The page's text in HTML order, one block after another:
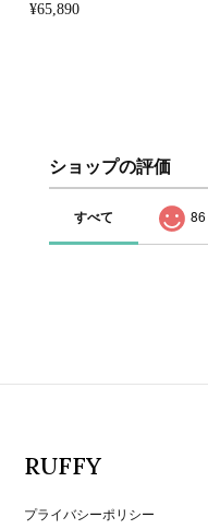
¥65,890
ショップの評価
すべて 86
RUFFY
プライバシーポリシー